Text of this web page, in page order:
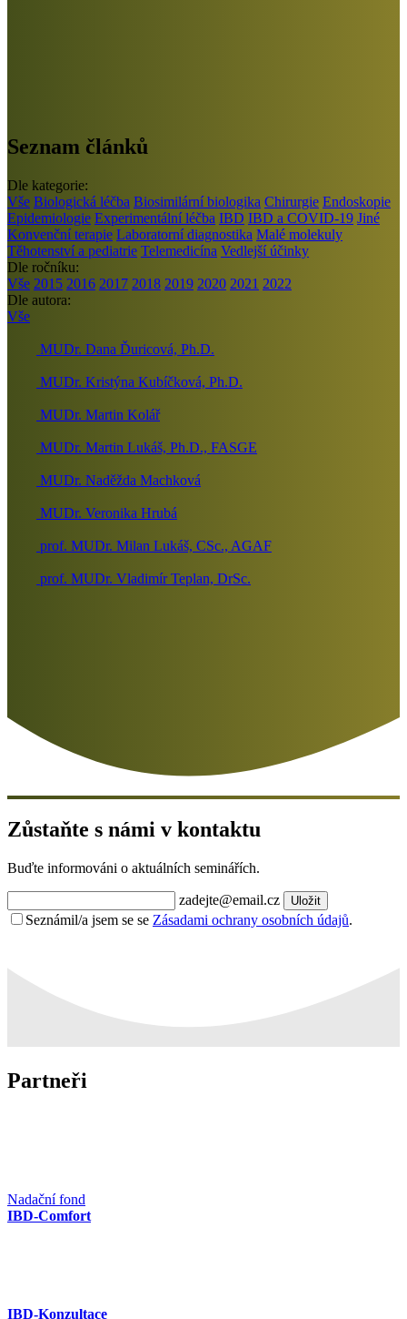
Seznam článků
Dle kategorie:
Vše Biologická léčba Biosimilární biologika Chirurgie Endoskopie
Epidemiologie Experimentální léčba IBD IBD a COVID-19 Jiné
Konvenční terapie Laboratorní diagnostika Malé molekuly
Těhotenství a pediatrie Telemedicína Vedlejší účinky
Dle ročníku:
Vše 2015 2016 2017 2018 2019 2020 2021 2022
Dle autora:
Vše
MUDr. Dana Ďuricová, Ph.D.
MUDr. Kristýna Kubíčková, Ph.D.
MUDr. Martin Kolář
MUDr. Martin Lukáš, Ph.D., FASGE
MUDr. Naděžda Machková
MUDr. Veronika Hrubá
prof. MUDr. Milan Lukáš, CSc., AGAF
prof. MUDr. Vladimír Teplan, DrSc.
Zůstaňte s námi v kontaktu
Buďte informováni o aktuálních seminářích.
zadejte@email.cz Uložit
Seznámil/a jsem se se Zásadami ochrany osobních údajů.
Partneři
Nadační fond
IBD-Comfort
IBD-Konzultace